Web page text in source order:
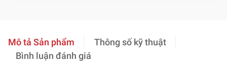
Mô tả Sản phẩm
Thông số kỹ thuật
Bình luận đánh giá